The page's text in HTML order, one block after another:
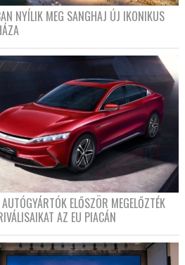
NYÍLIK MEG SANGHAJ ÚJ IKONIKUS
ELŐSZÖR MEGELŐZTÉK
AZ EU PIACÁN